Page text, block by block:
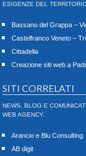
ESIGENZE DEL
Bassano del Grappa –
Castelfranco Veneto –
Cittadella
Creazione siti web a
SITI CORRELATI
NEWS, BLOG E
WEB AGENCY.
Arancio e Blu Consulting
AB digit